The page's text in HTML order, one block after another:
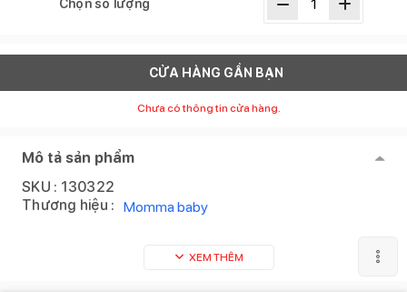
Chọn số lượng
CỬA HÀNG GẦN BẠN
Chưa có thông tin cửa hàng.
Mô tả sản phẩm
SKU : 130322
Thương hiệu : Momma baby
XEM THÊM